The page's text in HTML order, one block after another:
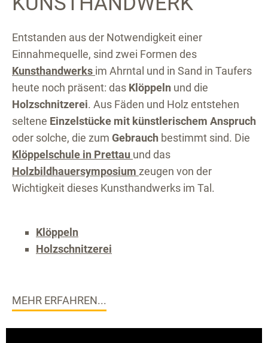
Entstanden aus der Notwendigkeit einer
Einnahmequelle, sind zwei Formen des
Kunsthandwerks im Ahrntal und in Sand in Taufers
heute noch präsent: das Klöppeln und die
Holzschnitzerei. Aus Fäden und Holz entstehen
seltene Einzelstücke mit künstlerischem Anspruch
oder solche, die zum Gebrauch bestimmt sind. Die
Klöppelschule in Prettau und das
Holzbildhauersymposium zeugen von der
Wichtigkeit dieses Kunsthandwerks im Tal.
Klöppeln
Holzschnitzerei
MEHR ERFAHREN...